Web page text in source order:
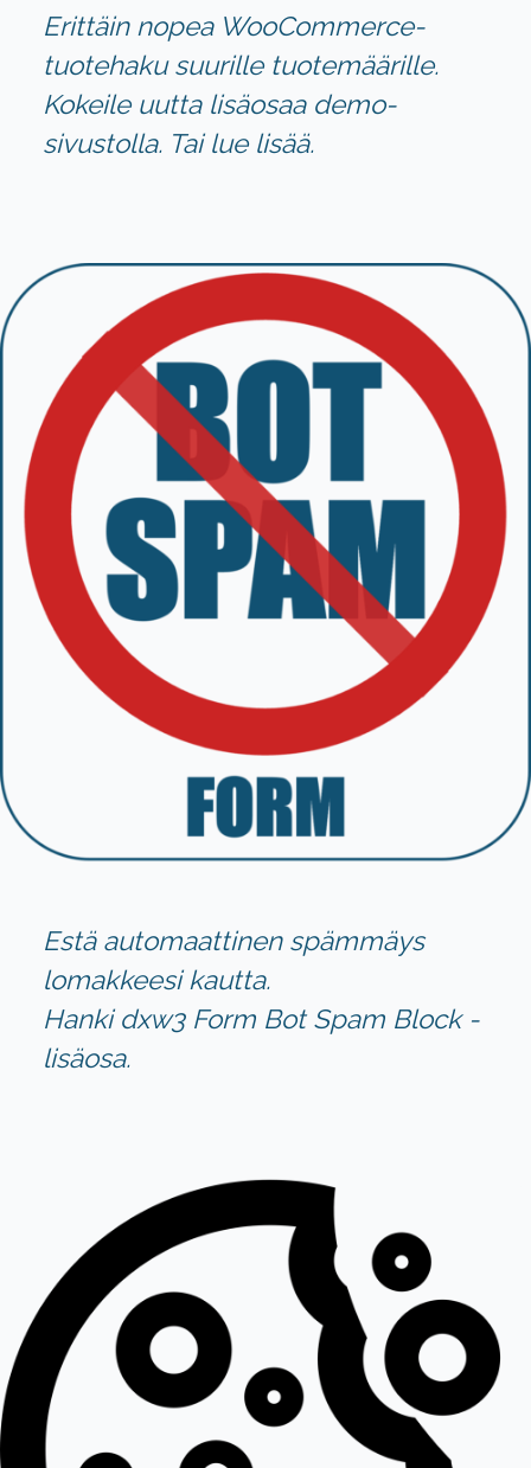
Erittäin nopea WooCommerce-
tuotehaku suurille tuotemäärille.
Kokeile uutta lisäosaa demo-
sivustolla. Tai lue lisää.
Estä automaattinen spämmäys
lomakkeesi kautta.
Hankidxw3 Form Bot Spam Block -
lisäosa.